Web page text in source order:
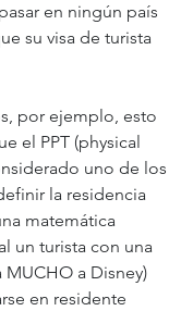
en ningún país
su visa de turista
por ejemplo, esto
el PPT (physical
uno de los
la residencia
matemática
un turista con una
MUCHO a Disney)
en residente